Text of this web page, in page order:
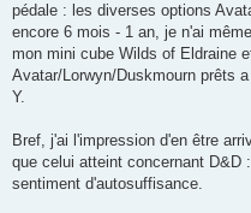
pédale : les diverses options
encore 6 mois - 1 an, je n'ai
mon mini cube Wilds of Eldraine
Avatar/Lorwyn/Duskmourn prêts
Y.
Bref, j'ai l'impression d'en être
que celui atteint concernant D&D
sentiment d'autosuffisance.